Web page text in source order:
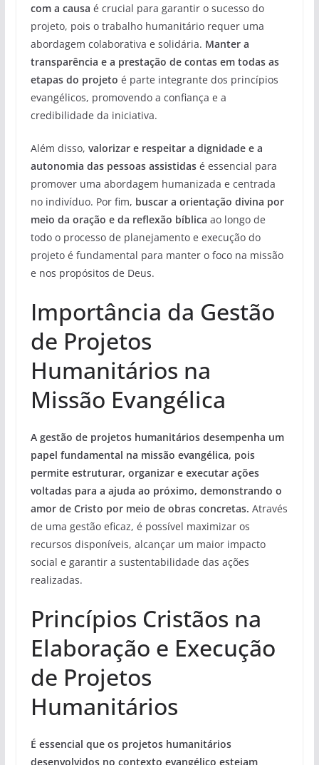
com a causa é crucial para garantir o sucesso do
projeto, pois o trabalho humanitário requer uma
abordagem colaborativa e solidária. Manter a
transparência e a prestação de contas em todas as
etapas do projeto é parte integrante dos princípios
evangélicos, promovendo a confiança e a
credibilidade da iniciativa.
Além disso, valorizar e respeitar a dignidade e a
autonomia das pessoas assistidasé essencial para
promover uma abordagem humanizada e centrada
no indivíduo. Por fim, buscar a orientação divina por
meio da oração e da reflexão bíblica ao longo de
todo o processo de planejamento e execução do
projeto é fundamental para manter o foco na missão
e nos propósitos de Deus.
Importância da Gestão
de Projetos
Humanitários na
Missão Evangélica
A gestão de projetos humanitários desempenha um
papel fundamental na missão evangélica, pois
permite estruturar, organizar e executar ações
voltadas para a ajuda ao próximo, demonstrando o
amor de Cristo por meio de obras concretas. Através
de uma gestão eficaz, é possível maximizar os
recursos disponíveis, alcançar um maior impacto
social e garantir a sustentabilidade das ações
realizadas.
Princípios Cristãos na
Elaboração e Execução
de Projetos
Humanitários
É essencial que os projetos humanitários
desenvolvidos no contexto evangélico estejam